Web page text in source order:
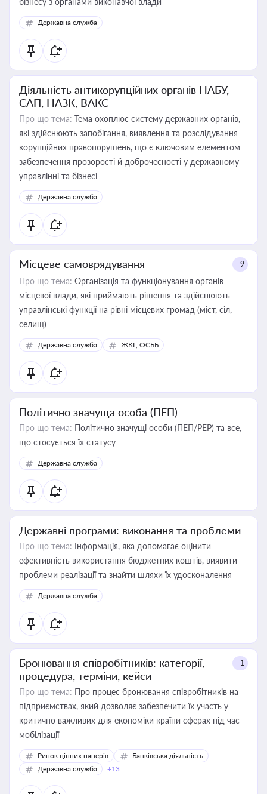
Державна служба
Діяльність антикорупційних органів НАБУ,
САП, НАЗК, ВАКС
Про що тема: Тема охоплює систему державних органів,
які здійснюють запобігання, виявлення та розслідування
корупційних правопорушень, що є ключовим елементом
забезпечення прозорості й доброчесності у державному
управлінні та бізнесі
Державна служба
Місцеве самоврядування +9
Про що тема: Організація та функціонування органів
місцевої влади, які приймають рішення та здійснюють
управлінські функції на рівні місцевих громад (міст, сіл,
селищ)
Державна служба ЖКГ, ОСББ
Політично значуща особа (ПЕП)
Про що тема: Політично значущі особи (ПЕП/PEP) та все,
що стосується їх статусу
Державна служба
Державні програми: виконання та проблеми
Про що тема: Інформація, яка допомагає оцінити
ефективність використання бюджетних коштів, виявити
проблеми реалізації та знайти шляхи їх удосконалення
Державна служба
Бронювання співробітників: категорії,
процедура, терміни, кейси
+1
Про що тема: Про процес бронювання співробітників на
підприємствах, який дозволяє забезпечити їх участь у
критично важливих для економіки країни сферах під час
мобілізації
Ринок цінних паперів
Банківська діяльність
Державна служба
+13